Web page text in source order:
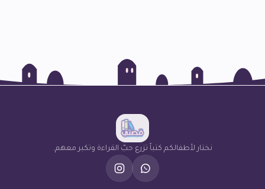
نختار لأطفالكم كتباً تزرع حبّ القراءة وتكبر معهم.